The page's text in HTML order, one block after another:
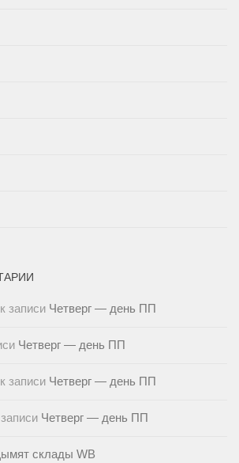
к записи Четверг — день ПП
Четверг — день ПП
к записи Четверг — день ПП
Четверг — день ПП
склады WB